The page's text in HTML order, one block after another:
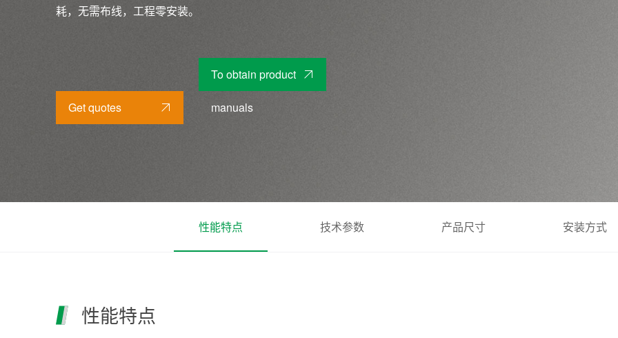
耗，无需布线，工程零安装。
Get quotes
To obtain product
manuals
性能特点 技术参数 产品尺寸 安装方式
性能特点